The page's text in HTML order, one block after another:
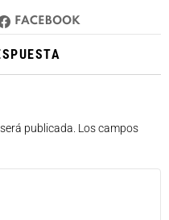
FACEBOOK
publicada. Los campos